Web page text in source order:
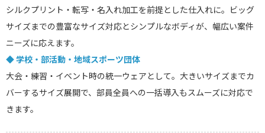
シルクプリント・転写・名入れ加工を前提とした仕入れに。ビッグ
サイズまでの豊富なサイズ対応とシンプルなボディが、幅広い案件
ニーズに応えます。
◆ 学校・部活動・地域スポーツ団体
大会・練習・イベント時の統一ウェアとして。大きいサイズまでカ
バーするサイズ展開で、部員全員への一括導入もスムーズに対応で
きます。